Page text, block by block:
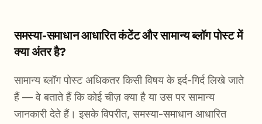
समस्या-समाधान आधारित कंटेंट और सामान्य ब्लॉग पोस्ट में
क्या अंतर है?
सामान्य ब्लॉग पोस्ट अधिकतर किसी विषय के इर्द-गिर्द लिखे जाते
हैं — वे बताते हैं कि कोई चीज़ क्या है या उस पर सामान्य
जानकारी देते हैं। इसके विपरीत, समस्या-समाधान आधारित